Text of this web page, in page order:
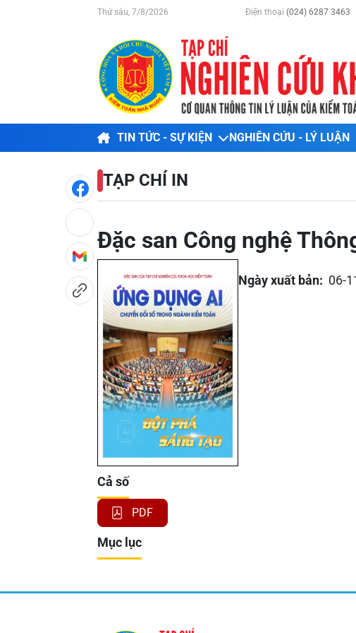
Thứ sáu, 7/8/2026 Điện thoại (024) 6287 3463
TIN TỨC - SỰ KIỆN NGHIÊN CỨU - LÝ LUẬN
TẠP CHÍ IN
Đặc san Công nghệ
Ngày xuất bản: 06-
Cả số
PDF
Mục lục